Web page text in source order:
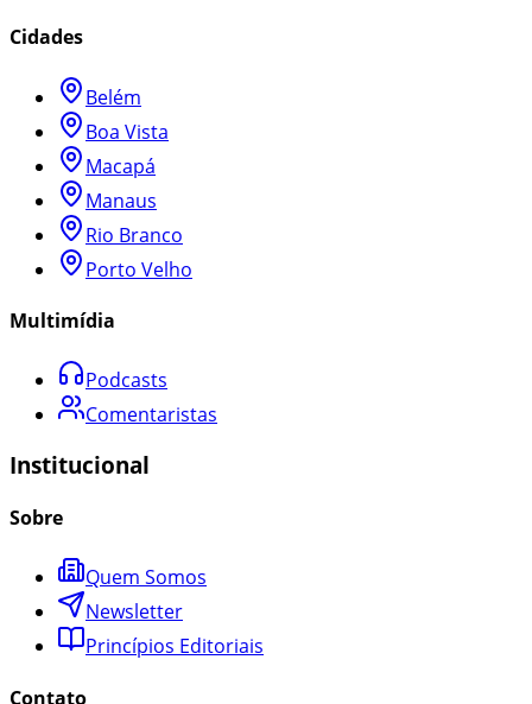
Cidades
Belém
Boa Vista
Macapá
Manaus
Rio Branco
Porto Velho
Multimídia
Podcasts
Comentaristas
Institucional
Sobre
Quem Somos
Newsletter
Princípios Editoriais
Contato